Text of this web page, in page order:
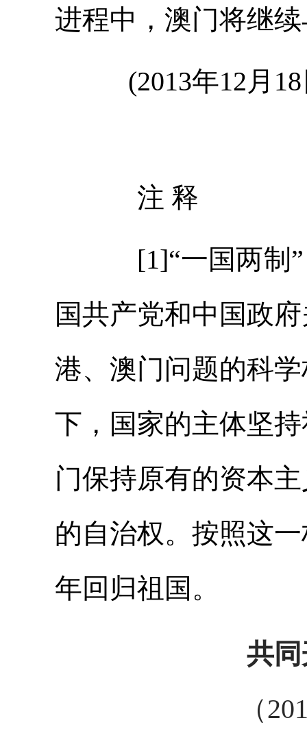
进程中，澳门将继
(2013年12月18
注 释
[1]“一国两制”，
国共产党和中国政
港、澳门问题的科
下，国家的主体坚
门保持原有的资本
的自治权。按照这
年回归祖国。
共
（